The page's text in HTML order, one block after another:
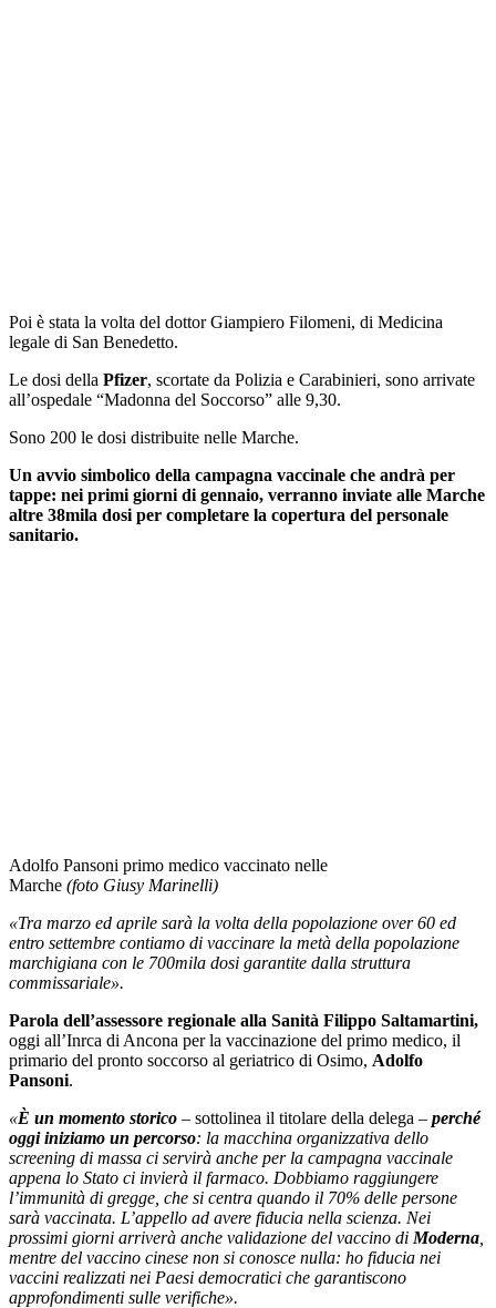
Poi è stata la volta del dottor Giampiero Filomeni, di Medicina
legale di San Benedetto.
Le dosi della Pfizer, scortate da Polizia e Carabinieri, sono arrivate
all’ospedale “Madonna del Soccorso” alle 9,30.
Sono 200 le dosi distribuite nelle Marche.
Un avvio simbolico della campagna vaccinale che andrà per
tappe: nei primi giorni di gennaio, verranno inviate alle Marche
altre 38mila dosi per completare la copertura del personale
sanitario.
Adolfo Pansoni primo medico vaccinato nelle
Marche (foto Giusy Marinelli)
«Tra marzo ed aprile sarà la volta della popolazione over 60 ed
entro settembre contiamo di vaccinare la metà della popolazione
marchigiana con le 700mila dosi garantite dalla struttura
commissariale».
Parola dell’assessore regionale alla Sanità Filippo Saltamartini,
oggi all’Inrca di Ancona per la vaccinazione del primo medico, il
primario del pronto soccorso al geriatrico di Osimo, Adolfo
Pansoni.
«È un momento storico – sottolinea il titolare della delega – perché
oggi iniziamo un percorso: la macchina organizzativa dello
screening di massa ci servirà anche per la campagna vaccinale
appena lo Stato ci invierà il farmaco. Dobbiamo raggiungere
l’immunità di gregge, che si centra quando il 70% delle persone
sarà vaccinata. L’appello ad avere fiducia nella scienza. Nei
prossimi giorni arriverà anche validazione del vaccino di Moderna
mentre del vaccino cinese non si conosce nulla: ho fiducia nei
vaccini realizzati nei Paesi democratici che garantiscono
approfondimenti sulle verifiche».